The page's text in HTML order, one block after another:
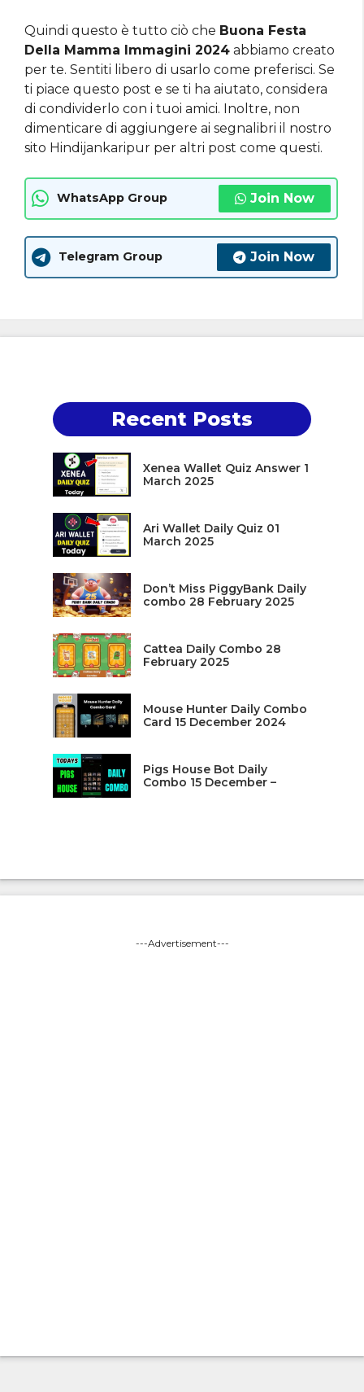
Quindi questo è tutto ciò che Buona Festa
Della Mamma Immagini 2024 abbiamo creato
per te. Sentiti libero di usarlo come preferisci. Se
ti piace questo post e se ti ha aiutato, considera
di condividerlo con i tuoi amici. Inoltre, non
dimenticare di aggiungere ai segnalibri il nostro
sito Hindijankaripur per altri post come questi.
WhatsApp Group Join Now
Telegram Group Join Now
Recent Posts
Xenea Wallet Quiz Answer 1
March 2025
Ari Wallet Daily Quiz 01
March 2025
Don’t Miss PiggyBank Daily
combo 28 February 2025
Cattea Daily Combo 28
February 2025
Mouse Hunter Daily Combo
Card 15 December 2024
Pigs House Bot Daily
Combo 15 December –
---Advertisement---